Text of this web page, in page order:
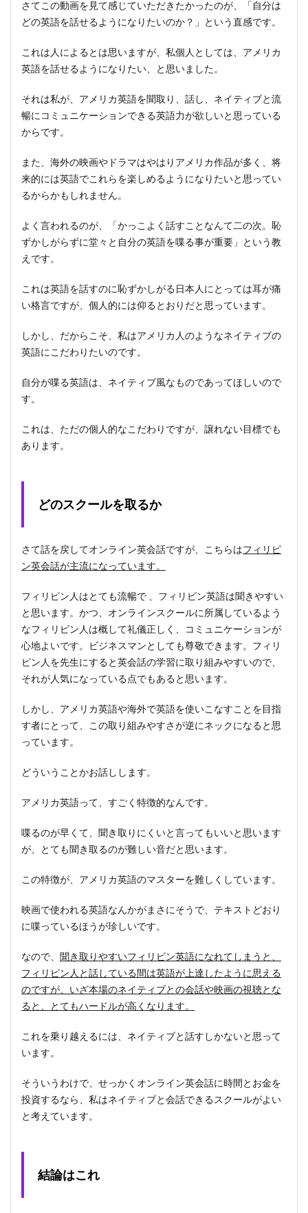
さてこの動画を見て感じていただきたかったのが、「自分は
どの英語を話せるようになりたいのか？」という直感です。
これは人によるとは思いますが、私個人としては、アメリカ
英語を話せるようになりたい、と思いました。
それは私が、アメリカ英語を聞取り、話し、ネイティブと流
暢にコミュニケーションできる英語力が欲しいと思っている
からです。
また、海外の映画やドラマはやはりアメリカ作品が多く、将
来的には英語でこれらを楽しめるようになりたいと思ってい
るからかもしれません。
よく言われるのが、「かっこよく話すことなんて二の次。恥
ずかしがらずに堂々と自分の英語を喋る事が重要」という教
えです。
これは英語を話すのに恥ずかしがる日本人にとっては耳が痛
い格言ですが、個人的には仰るとおりだと思っています。
しかし、だからこそ、私はアメリカ人のようなネイティブの
英語にこだわりたいのです。
自分が喋る英語は、ネイティブ風なものであってほしいので
す。
これは、ただの個人的なこだわりですが、譲れない目標でも
あります。
どのスクールを取るか
さて話を戻してオンライン英会話ですが、こちらはフィリピ
ン英会話が主流になっています。
フィリピン人はとても流暢で 、フィリピン英語は聞きやすい
と思います。かつ、オンラインスクールに所属しているよう
なフィリピン人は概して礼儀正しく、コミュニケーションが
心地よいです。ビジネスマンとしても尊敬できます。フィリ
ピン人を先生にすると英会話の学習に取り組みやすいので、
それが人気になっている点でもあると思います。
しかし、アメリカ英語や海外で英語を使いこなすことを目指
す者にとって、この取り組みやすさが逆にネックになると思
っています。
どういうことかお話しします。
アメリカ英語って、すごく特徴的なんです。
喋るのが早くて、聞き取りにくいと言ってもいいと思います
が、とても聞き取るのが難しい音だと思います。
この特徴が、アメリカ英語のマスターを難しくしています。
映画で使われる英語なんかがまさにそうで、テキストどおり
に喋っているほうが珍しいです。
なので、 聞き取りやすいフィリピン英語になれてしまうと、
フィリピン人と話している間は英語が上達したように思える
のですが、いざ本場のネイティブとの会話や映画の視聴とな
ると、とてもハードルが高くなります。
これを乗り越えるには、ネイティブと話すしかないと思って
います。
そういうわけで、せっかくオンライン英会話に時間とお金を
投資するなら、私はネイティブと会話できるスクールがよい
と考えています。
結論はこれ